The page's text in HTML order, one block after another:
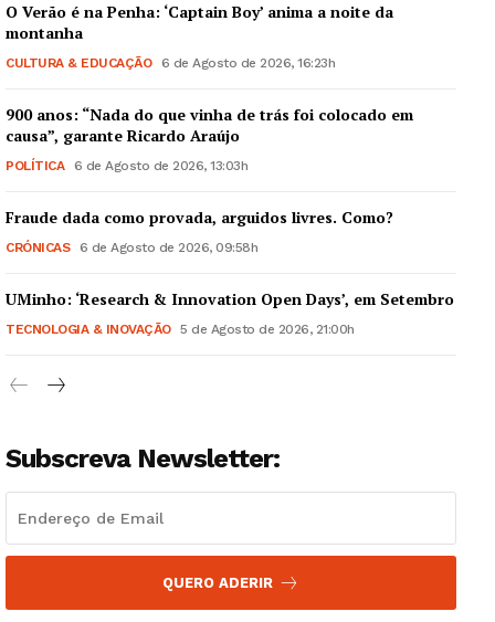
Guimarães, agora!
Institucional
Artigos
O Verão é na Penha: ‘Captain Boy’ anima a noite da
montanha
CULTURA & EDUCAÇÃO 6 de Agosto de 2026, 16:23h
900 anos: “Nada do que vinha de trás foi colocado em
causa”, garante Ricardo Araújo
POLÍTICA 6 de Agosto de 2026, 13:03h
Fraude dada como provada, arguidos livres. Como?
CRÓNICAS 6 de Agosto de 2026, 09:58h
UMinho: ‘Research & Innovation Open Days’, em Setembro
TECNOLOGIA & INOVAÇÃO 5 de Agosto de 2026, 21:00h
Subscreva Newsletter:
QUERO ADERIR